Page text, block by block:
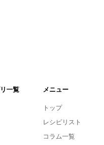
一覧 メニュー
トップ
レシピリスト
コラム一覧